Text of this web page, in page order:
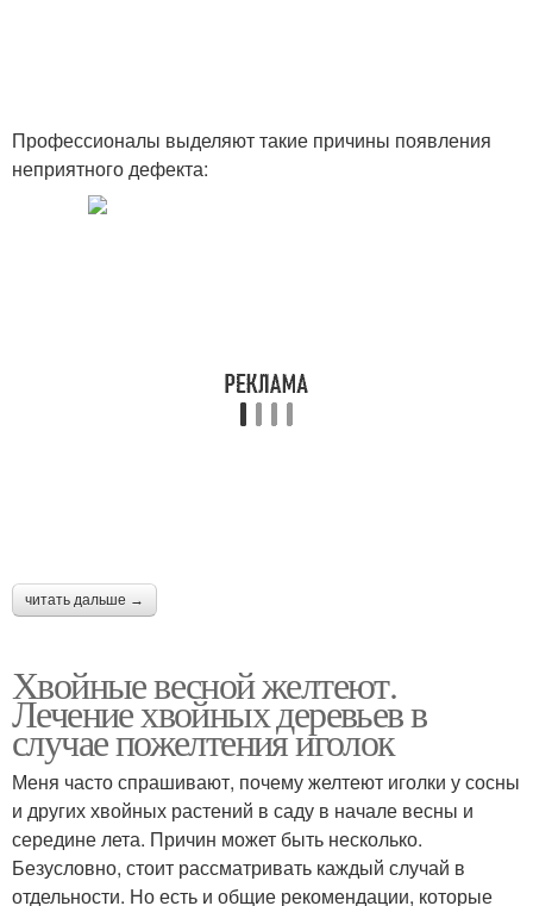
Профессионалы выделяют такие причины появления
неприятного дефекта:
читать дальше →
Хвойные весной желтеют.
Лечение хвойных деревьев в
случае пожелтения иголок
Меня часто спрашивают, почему желтеют иголки у сосны
и других хвойных растений в саду в начале весны и
середине лета. Причин может быть несколько.
Безусловно, стоит рассматривать каждый случай в
отдельности. Но есть и общие рекомендации, которые